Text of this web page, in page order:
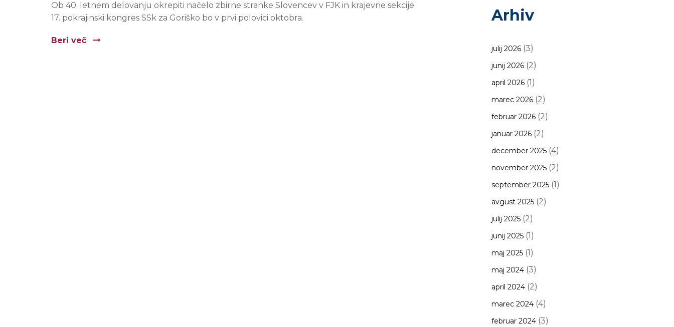
Ob 40. letnem delovanju okrepiti načelo zbirne stranke Slovencev v FJK in krajevne sekcije.
17. pokrajinski kongres SSk za Goriško bo v prvi polovici oktobra.
Beri več
Arhiv
julij 2026(3)
junij 2026(2)
april 2026(1)
marec 2026(2)
februar 2026(2)
januar 2026(2)
december 2025(4)
november 2025(2)
september 2025(1)
avgust 2025(2)
julij 2025(2)
junij 2025(1)
maj 2025(1)
maj 2024(3)
april 2024(2)
marec 2024(4)
februar 2024(3)